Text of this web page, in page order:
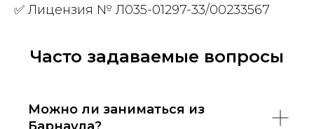
✅ Лицензия № Л035-01297-33/00233567
Часто задаваемые вопросы
Можно ли заниматься из